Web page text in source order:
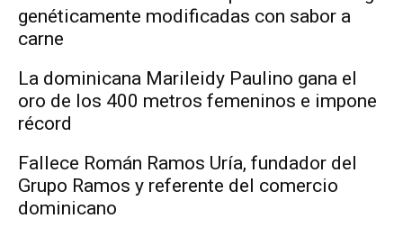
genéticamente modificadas con sabor a
carne
La dominicana Marileidy Paulino gana el
oro de los 400 metros femeninos e impone
récord
Fallece Román Ramos Uría, fundador del
Grupo Ramos y referente del comercio
dominicano